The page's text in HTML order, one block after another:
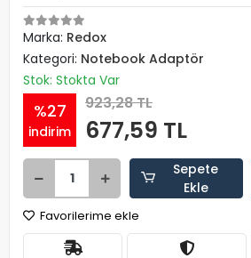
Marka: Redox
Kategori: Notebook Adaptör
Stok: Stokta Var
%27
indirim
923,28 TL
677,59 TL
Sepete
Ekle
Favorilerime ekle